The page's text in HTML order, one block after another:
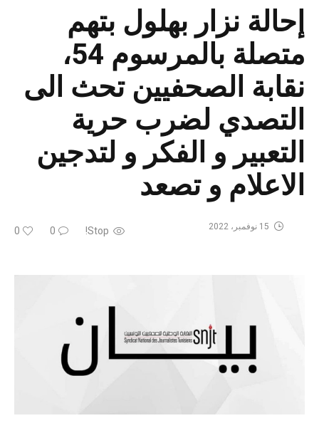
إحالة نزار بهلول بتهم
متصلة بالمرسوم 54،
نقابة الصحفيين تحث الى
التصدي لضرب حرية
التعبير و الفكر و لتدجين
الاعلام و تصعد
Stop!
0
0 15 نوفمبر، 2022